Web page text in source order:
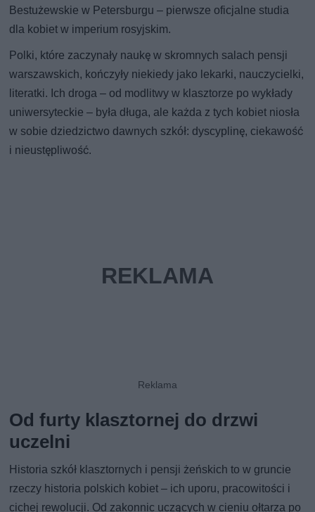
Bestużewskie w Petersburgu – pierwsze oficjalne studia
dla kobiet w imperium rosyjskim.
Polki, które zaczynały naukę w skromnych salach pensji
warszawskich, kończyły niekiedy jako lekarki, nauczycielki,
literatki. Ich droga – od modlitwy w klasztorze po wykłady
uniwersyteckie – była długa, ale każda z tych kobiet niosła
w sobie dziedzictwo dawnych szkół: dyscyplinę, ciekawość
i nieustępliwość.
Od furty klasztornej do drzwi
uczelni
Historia szkół klasztornych i pensji żeńskich to w gruncie
rzeczy historia polskich kobiet – ich uporu, pracowitości i
cichej rewolucji. Od zakonnic uczących w cieniu ołtarza po